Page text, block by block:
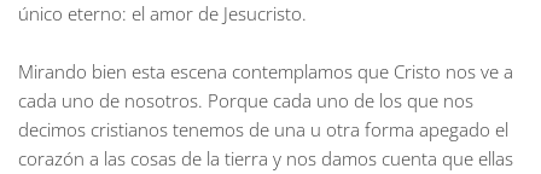
único eterno: el amor de Jesucristo.
Mirando bien esta escena contemplamos que Cristo nos ve a
cada uno de nosotros. Porque cada uno de los que nos
decimos cristianos tenemos de una u otra forma apegado el
corazón a las cosas de la tierra y nos damos cuenta que ellas